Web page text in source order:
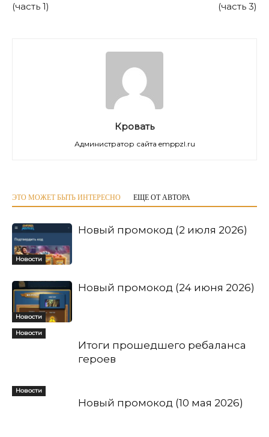
(часть 1)
(часть 3)
Кровать
Администратор сайта emppzl.ru
ЭТО МОЖЕТ БЫТЬ ИНТЕРЕСНО ЕЩЕ ОТ АВТОРА
Новости
Новый промокод (2 июля 2026)
Новости
Новый промокод (24 июня 2026)
Новости
Итоги прошедшего ребаланса
героев
Новости
Новый промокод (10 мая 2026)